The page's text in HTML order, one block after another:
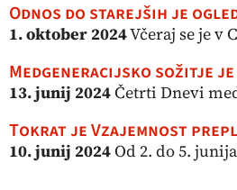
Odnos do starejših je
1. oktober 2024Včeraj se je v
Medgeneracijsko sožitje
13. junij 2024Četrti Dnevi
Tokrat je Vzajemnost
10. junij 2024Od 2. do 5.